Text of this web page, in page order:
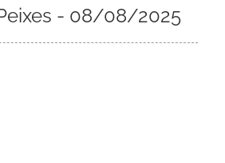
- 08/08/2025